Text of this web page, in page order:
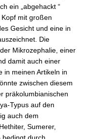
ein „abgehackt “
mit großen
Gesicht und eine in
Die
Mikrozephalie, einer
damit auch einer
in meinen Artikeln in
zwischen diesem
präkolumbianischen
Typus auf den
auch dem
Sumerer,